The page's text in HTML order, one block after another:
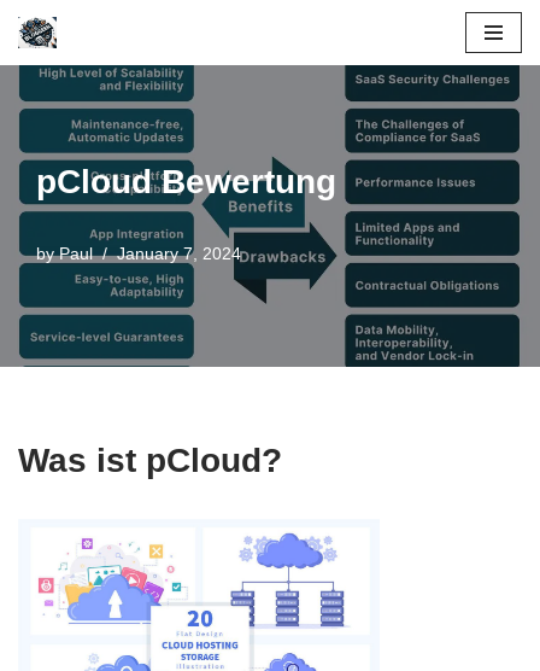
Skip
to
content
pCloud Bewertung
byPaul January 7, 2024
Was ist pCloud?